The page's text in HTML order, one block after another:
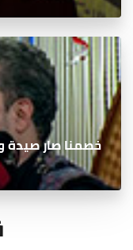
خصمنا صار صيدة